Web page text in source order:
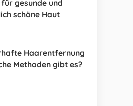
gesunde und
schöne Haut
Haarentfernung
Methoden gibt es?